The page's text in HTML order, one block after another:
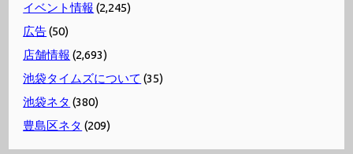
イベント情報 (2,245)
広告(50)
店舗情報 (2,693)
池袋タイムズについて (35)
池袋ネタ (380)
豊島区ネタ (209)